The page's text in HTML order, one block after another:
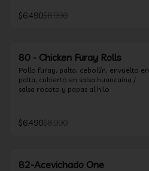
$6.490$8.990
80 - Chicken Furay Rolls
Pollo furay, palta, cebollín, envuelto en
palta, cubierto en salsa huancaína /
salsa rocoto y papas al hilo
$6.490$8.990
82-Acevichado One